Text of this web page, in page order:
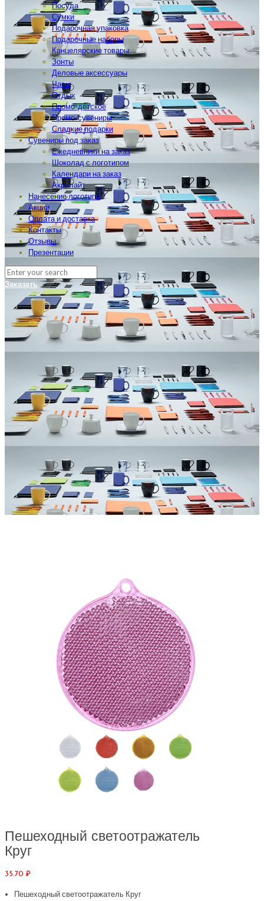
Посуда
Сумки
Подарочная упаковка
Подарочные наборы
Канцелярские товары
Зонты
Деловые аксессуары
Часы
Отдых
Промо-детское
Промо-сувениры
Сладкие подарки
Сувениры под заказ
Ежедневники на заказ
Шоколад с логотипом
Календари на заказ
Акрилайт
Нанесение логотипа
Акции
Оплата и доставка
Контакты
Отзывы
Презентации
Заказать
Пешеходный светоотражатель
Круг
35.70 ₽
Пешеходный светоотражатель Круг